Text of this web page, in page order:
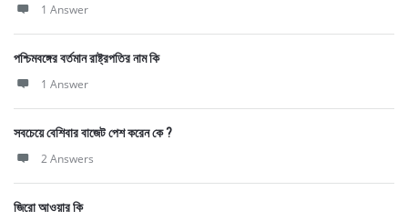
1 Answer
পশ্চিমবঙ্গের বর্তমান রাষ্ট্রপতির নাম কি
1 Answer
সবচেয়ে বেশিবার বাজেট পেশ করেন কে ?
2 Answers
জিরো আওয়ার কি